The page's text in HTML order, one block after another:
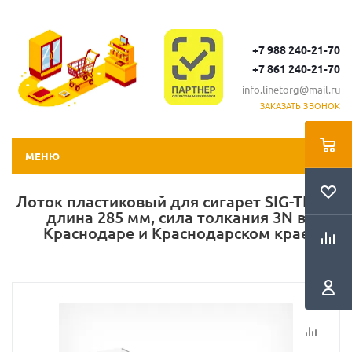
+7 988 240-21-70
+7 861 240-21-70
info.linetorg@mail.ru
ЗАКАЗАТЬ ЗВОНОК
МЕНЮ
Лоток пластиковый для сигарет SIG-TRAY,
длина 285 мм, сила толкания 3N в
Краснодаре и Краснодарском крае